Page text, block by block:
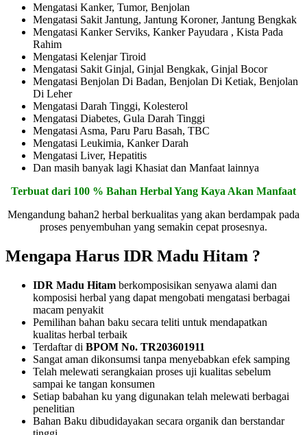
Mengatasi Kanker, Tumor, Benjolan
Mengatasi Sakit Jantung, Jantung Koroner, Jantung Bengkak
Mengatasi Kanker Serviks, Kanker Payudara , Kista Pada
Rahim
Mengatasi Kelenjar Tiroid
Mengatasi Sakit Ginjal, Ginjal Bengkak, Ginjal Bocor
Mengatasi Benjolan Di Badan, Benjolan Di Ketiak, Benjolan
Di Leher
Mengatasi Darah Tinggi, Kolesterol
Mengatasi Diabetes, Gula Darah Tinggi
Mengatasi Asma, Paru Paru Basah, TBC
Mengatasi Leukimia, Kanker Darah
Mengatasi Liver, Hepatitis
Dan masih banyak lagi Khasiat dan Manfaat lainnya
Terbuat dari 100 % Bahan Herbal Yang Kaya Akan Manfaat
Mengandung bahan2 herbal berkualitas yang akan berdampak pada
proses penyembuhan yang semakin cepat prosesnya.
Mengapa Harus IDR Madu Hitam ?
IDR Madu Hitam berkomposisikan senyawa alami dan
komposisi herbal yang dapat mengobati mengatasi berbagai
macam penyakit
Pemilihan bahan baku secara teliti untuk mendapatkan
kualitas herbal terbaik
Terdaftar di BPOM No. TR203601911
Sangat aman dikonsumsi tanpa menyebabkan efek samping
Telah melewati serangkaian proses uji kualitas sebelum
sampai ke tangan konsumen
Setiap babahan ku yang digunakan telah melewati berbagai
penelitian
Bahan Baku dibudidayakan secara organik dan berstandar